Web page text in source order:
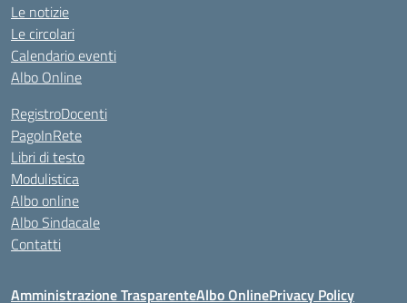
Le notizie
Le circolari
Calendario eventi
Albo Online
RegistroDocenti
PagoInRete
Libri di testo
Modulistica
Albo online
Albo Sindacale
Contatti
Amministrazione TrasparenteAlbo OnlinePrivacy Policy